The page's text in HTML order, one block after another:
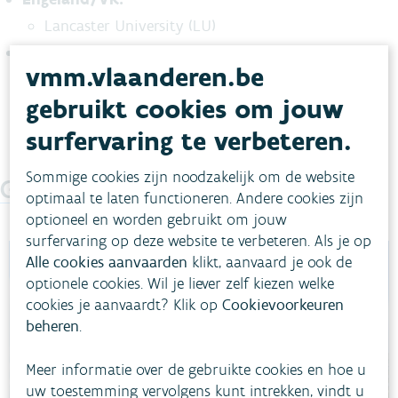
Lancaster University (LU)
Vlaamse Milieumaatschappij
Gerelateerde projecten
vmm.vlaanderen.be
gebruikt cookies om jouw
surfervaring te verbeteren.
Sommige cookies zijn noodzakelijk om de website
optimaal te laten functioneren. Andere cookies zijn
optioneel en worden gebruikt om jouw
surfervaring op deze website te verbeteren. Als je op
Alle cookies aanvaarden klikt, aanvaard je ook de
optionele cookies. Wil je liever zelf kiezen welke
cookies je aanvaardt? Klik opCookievoorkeuren
beheren.
Meer informatie over de gebruikte cookies en hoe u
uw toestemming vervolgens kunt intrekken, vindt u